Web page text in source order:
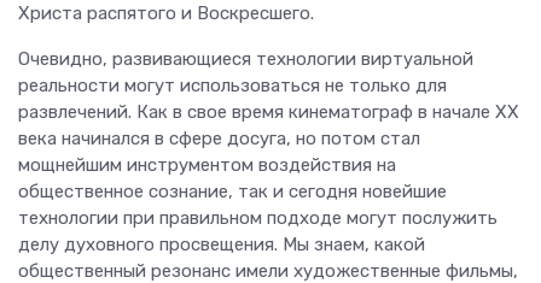
Христа распятого и Воскресшего.
Очевидно, развивающиеся технологии виртуальной
реальности могут использоваться не только для
развлечений. Как в свое время кинематограф в начале ХХ
века начинался в сфере досуга, но потом стал
мощнейшим инструментом воздействия на
общественное сознание, так и сегодня новейшие
технологии при правильном подходе могут послужить
делу духовного просвещения. Мы знаем, какой
общественный резонанс имели художественные фильмы,